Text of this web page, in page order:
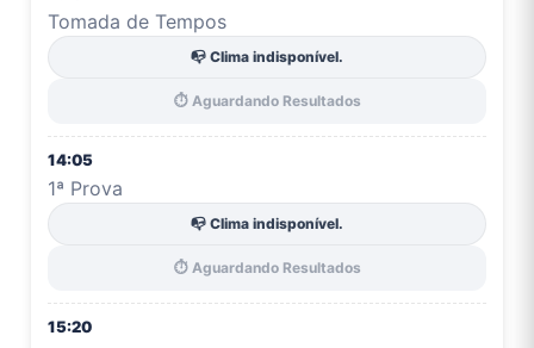
Tomada de Tempos
📭 Clima indisponível.
⏱️ Aguardando Resultados
14:05
1ª Prova
📭 Clima indisponível.
⏱️ Aguardando Resultados
15:20